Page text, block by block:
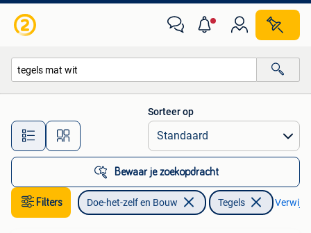
Alle afstanden…
Sorteer op
Bewaar je zoekopdracht
Filters Doe-het-zelf en Bouw Tegels